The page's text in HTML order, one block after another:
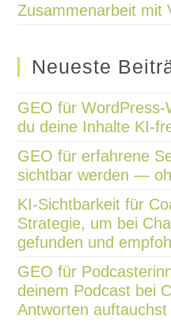
Zusammenarbeit mit
Neueste
GEO für
du deine Inhalte KI-
GEO für erfahrene
sichtbar werden —
KI-Sichtbarkeit für
Strategie, um bei
gefunden und
GEO für
deinem Podcast bei
Antworten auftauchst